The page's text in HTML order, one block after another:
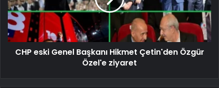
CHP eski Genel Başkanı Hikmet Çetin'den Özgür
Özel'e ziyaret